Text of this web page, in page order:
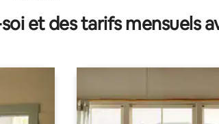
et des tarifs mensuels